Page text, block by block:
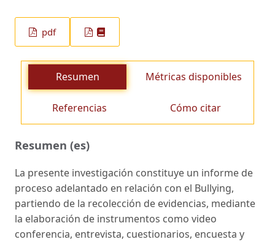
pdf
Resumen Métricas disponibles
Referencias Cómo citar
Resumen (es)
La presente investigación constituye un informe de
proceso adelantado en relación con el Bullying,
partiendo de la recolección de evidencias, mediante
la elaboración de instrumentos como video
conferencia, entrevista, cuestionarios, encuesta y